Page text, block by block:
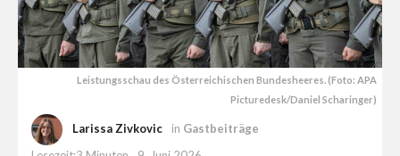
Leistungsschau des Österreichischen Bundesheeres. (Foto: APA
Picturedesk/Daniel Scharinger)
Larissa Zivkovic in Gastbeiträge